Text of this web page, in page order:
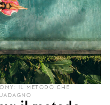
IL METODO CHE